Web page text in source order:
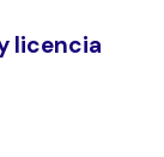
licencia